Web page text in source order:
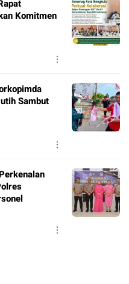
Komitmen
Sambut